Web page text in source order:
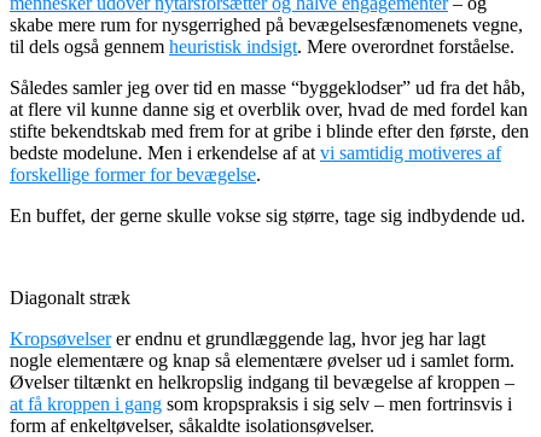
skabe mere rum for nysgerrighed på bevægelsesfænomenets vegne,
til dels også gennem heuristisk indsigt. Mere overordnet forståelse.
Således samler jeg over tid en masse “byggeklodser” ud fra det håb,
at flere vil kunne danne sig et overblik over, hvad de med fordel kan
stifte bekendtskab med frem for at gribe i blinde efter den første, den
bedste modelune. Men i erkendelse af at vi samtidig motiveres af
forskellige former for bevægelse.
En buffet, der gerne skulle vokse sig større, tage sig indbydende ud.
Diagonalt stræk
Kropsøvelserer endnu et grundlæggende lag, hvor jeg har lagt
nogle elementære og knap så elementære øvelser ud i samlet form.
Øvelser tiltænkt en helkropslig indgang til bevægelse af kroppen –
at få kroppen i gang som kropspraksis i sig selv – men fortrinsvis i
form af enkeltøvelser, såkaldte isolationsøvelser.